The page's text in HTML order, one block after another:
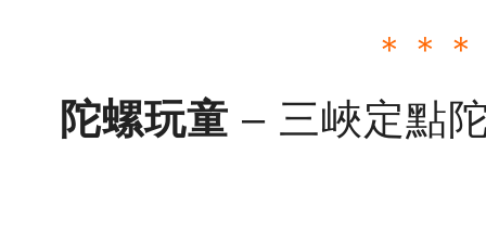
＊＊
陀螺玩童 – 三峽定點